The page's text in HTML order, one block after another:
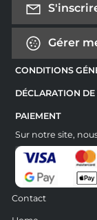
Gérer
CONDITIONS
DÉCLARATION
PAIEMENT
Sur notre site,
Contact